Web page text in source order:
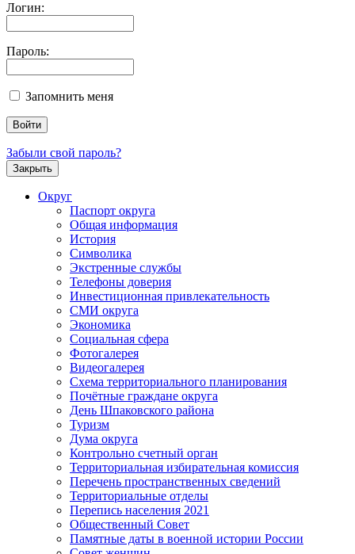
Логин:
Пароль:
Запомнить меня
Забыли свой пароль?
Закрыть
Округ
Паспорт округа
Общая информация
История
Символика
Экстренные службы
Телефоны доверия
Инвестиционная привлекательность
СМИ округа
Экономика
Социальная сфера
Фотогалерея
Видеогалерея
Схема территориального планирования
Почётные граждане округа
День Шпаковского района
Туризм
Дума округа
Контрольно счетный орган
Территориальная избирательная комиссия
Перечень пространственных сведений
Территориальные отделы
Перепись населения 2021
Общественный Совет
Памятные даты в военной истории России